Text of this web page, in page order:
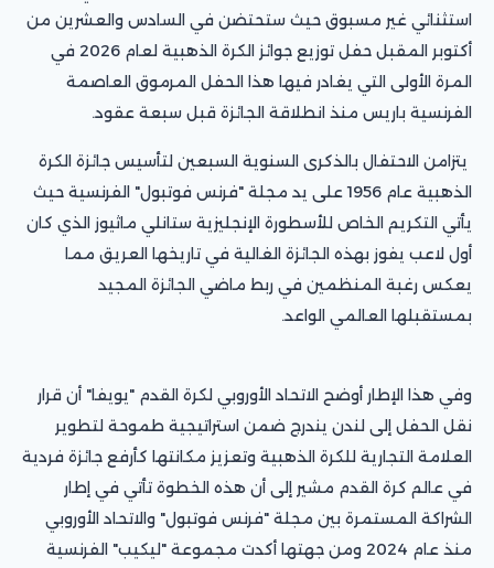
استثنائي غير مسبوق حيث ستحتضن في السادس والعشرين من
أكتوبر المقبل حفل توزيع جوائز الكرة الذهبية لعام 2026 في
المرة الأولى التي يغادر فيها هذا الحفل المرموق العاصمة
الفرنسية باريس منذ انطلاقة الجائزة قبل سبعة عقود.
يتزامن الاحتفال بالذكرى السنوية السبعين لتأسيس جائزة الكرة
الذهبية عام 1956 على يد مجلة "فرنس فوتبول" الفرنسية حيث
يأتي التكريم الخاص للأسطورة الإنجليزية ستانلي ماثيوز الذي كان
أول لاعب يفوز بهذه الجائزة الغالية في تاريخها العريق مما
يعكس رغبة المنظمين في ربط ماضي الجائزة المجيد
بمستقبلها العالمي الواعد.
وفي هذا الإطار أوضح الاتحاد الأوروبي لكرة القدم "يويفا" أن قرار
نقل الحفل إلى لندن يندرج ضمن استراتيجية طموحة لتطوير
العلامة التجارية للكرة الذهبية وتعزيز مكانتها كأرفع جائزة فردية
في عالم كرة القدم مشير إلى أن هذه الخطوة تأتي في إطار
الشراكة المستمرة بين مجلة "فرنس فوتبول" والاتحاد الأوروبي
منذ عام 2024 ومن جهتها أكدت مجموعة "ليكيب" الفرنسية